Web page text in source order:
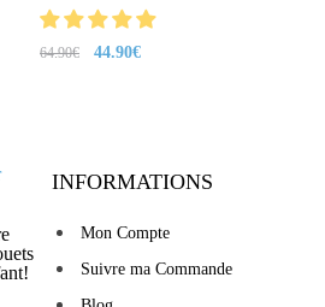
64.90€ 44.90€
INFORMATIONS
Mon Compte
Suivre ma Commande